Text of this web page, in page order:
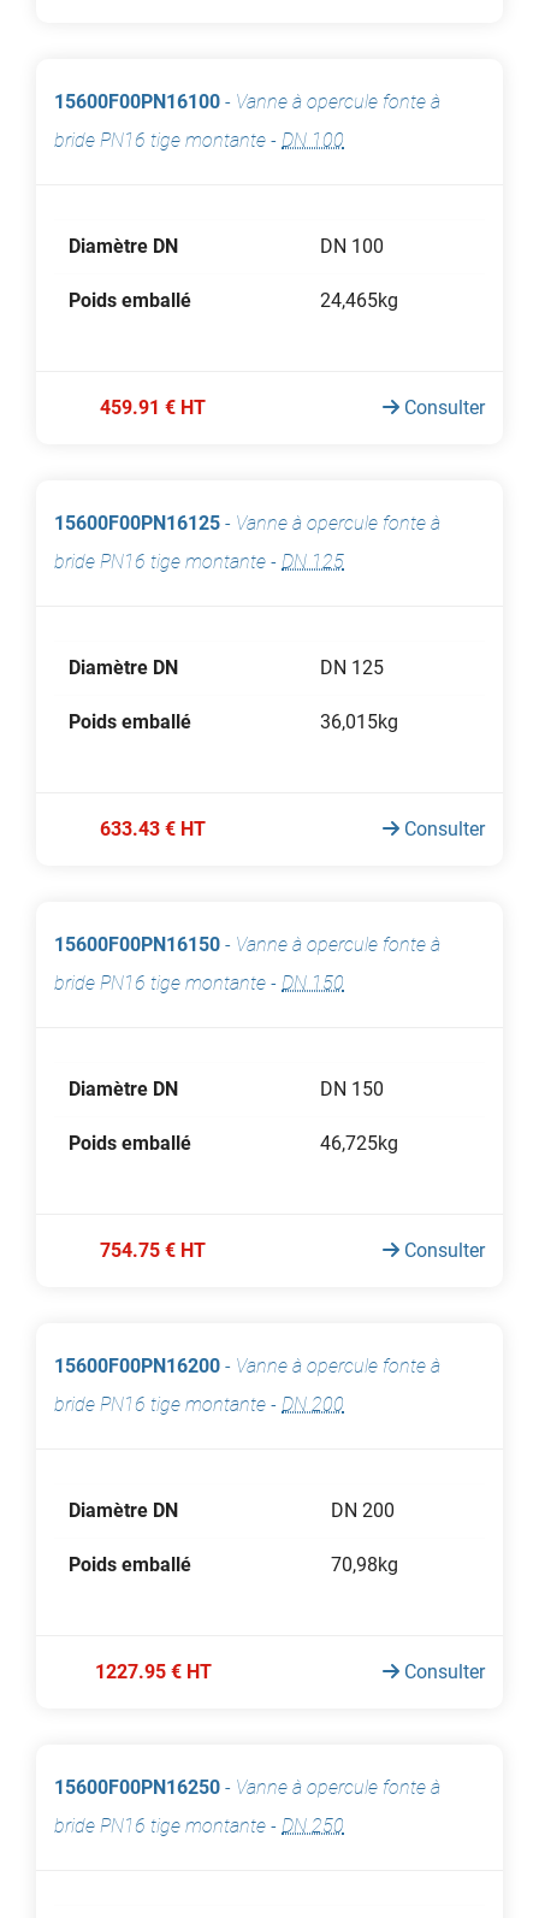
15600F00PN16100 - Vanne à opercule fonte à
bride PN16 tige montante - DN 100
Diamètre DN DN 100
Poids emballé 24,465kg
459.91 € HT Consulter
15600F00PN16125 - Vanne à opercule fonte à
bride PN16 tige montante - DN 125
Diamètre DN DN 125
Poids emballé 36,015kg
633.43 € HT Consulter
15600F00PN16150 - Vanne à opercule fonte à
bride PN16 tige montante - DN 150
Diamètre DN DN 150
Poids emballé 46,725kg
754.75 € HT Consulter
15600F00PN16200 - Vanne à opercule fonte à
bride PN16 tige montante - DN 200
Diamètre DN DN 200
Poids emballé 70,98kg
1227.95 € HT Consulter
15600F00PN16250 - Vanne à opercule fonte à
bride PN16 tige montante - DN 250